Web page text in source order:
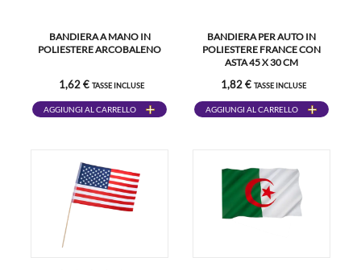
BANDIERA A MANO IN
POLIESTERE ARCOBALENO
1,62 € TASSE INCLUSE
AGGIUNGI AL CARRELLO
BANDIERA PER AUTO IN
POLIESTERE FRANCE CON
ASTA 45 X 30 CM
1,82 € TASSE INCLUSE
AGGIUNGI AL CARRELLO